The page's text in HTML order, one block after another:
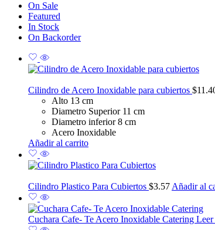
On Sale
Featured
In Stock
On Backorder
Cilindro de Acero Inoxidable para cubiertos $
Alto 13 cm
Diametro Superior 11 cm
Diametro inferior 8 cm
Acero Inoxidable
Añadir al carrito
Cilindro Plastico Para Cubiertos $3.57 Añadir al
Cuchara Cafe- Te Acero Inoxidable Catering Leer